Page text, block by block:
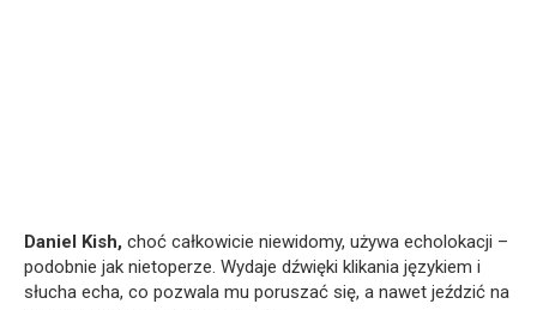
Daniel Kish, choć całkowicie niewidomy, używa echolokacji –
podobnie jak nietoperze. Wydaje dźwięki klikania językiem i
słucha echa, co pozwala mu poruszać się, a nawet jeździć na